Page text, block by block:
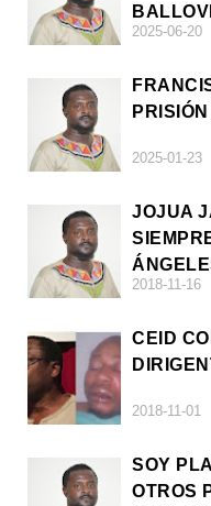
2025-06-20
2025-01-23
JOJUA
2018-11-16
CEID
2018-11-01
SOY
OTROS